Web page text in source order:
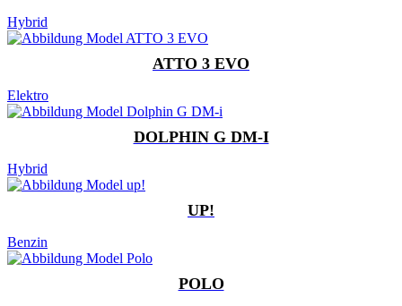
Hybrid
ATTO 3 EVO
Elektro
DOLPHIN G DM-I
Hybrid
UP!
Benzin
POLO